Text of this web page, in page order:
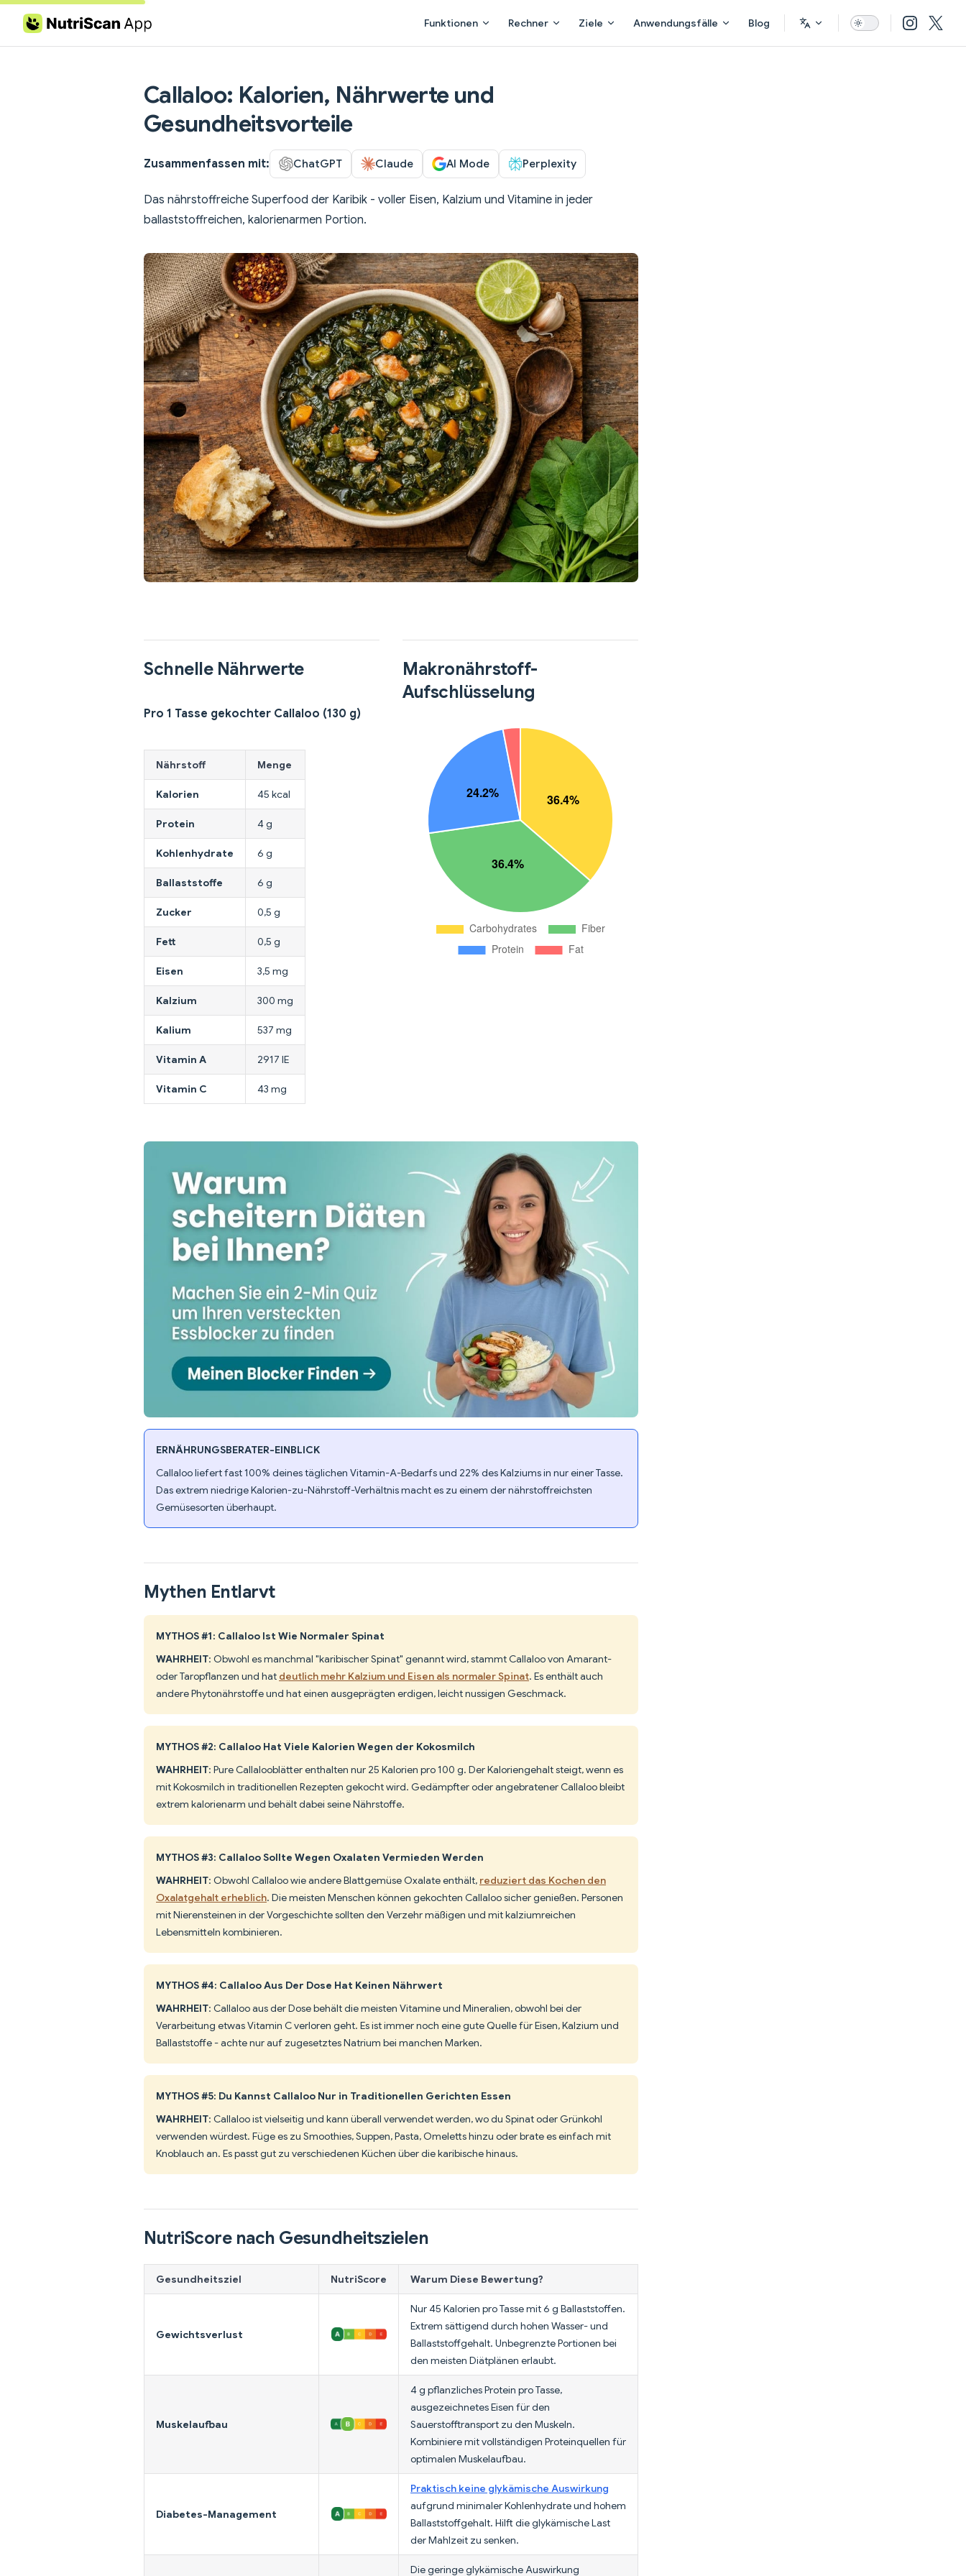
Skip to content Funktionen Rechner Ziele Anwendungsfälle Blog
Callaloo: Kalorien, Nährwerte und
Gesundheitsvorteile
Zusammenfassen mit: ChatGPT Claude AI Mode Perplexity
Das nährstoffreiche Superfood der Karibik - voller Eisen, Kalzium und Vitamine in jeder
ballaststoffreichen, kalorienarmen Portion.
Schnelle Nährwerte
Pro 1 Tasse gekochter Callaloo (130 g)
Nährstoff Menge
Kalorien 45 kcal
Protein 4 g
Kohlenhydrate 6 g
Ballaststoffe 6 g
Zucker 0,5 g
Fett 0,5 g
Eisen 3,5 mg
Kalzium 300 mg
Kalium 537 mg
Vitamin A 2917 IE
Vitamin C 43 mg
Makronährstoff-
Aufschlüsselung
ERNÄHRUNGSBERATER-EINBLICK
Callaloo liefert fast 100% deines täglichen Vitamin-A-Bedarfs und 22% des Kalziums in nur einer Tasse.
Das extrem niedrige Kalorien-zu-Nährstoff-Verhältnis macht es zu einem der nährstoffreichsten
Gemüsesorten überhaupt.
Mythen Entlarvt
MYTHOS #1: Callaloo Ist Wie Normaler Spinat
WAHRHEIT: Obwohl es manchmal "karibischer Spinat" genannt wird, stammt Callaloo von Amarant-
oder Taropflanzen und hat deutlich mehr Kalzium und Eisen als normaler Spinat. Es enthält auch
andere Phytonährstoffe und hat einen ausgeprägten erdigen, leicht nussigen Geschmack.
MYTHOS #2: Callaloo Hat Viele Kalorien Wegen der Kokosmilch
WAHRHEIT: Pure Callalooblätter enthalten nur 25 Kalorien pro 100 g. Der Kaloriengehalt steigt, wenn es
mit Kokosmilch in traditionellen Rezepten gekocht wird. Gedämpfter oder angebratener Callaloo bleibt
extrem kalorienarm und behält dabei seine Nährstoffe.
MYTHOS #3: Callaloo Sollte Wegen Oxalaten Vermieden Werden
WAHRHEIT: Obwohl Callaloo wie andere Blattgemüse Oxalate enthält, reduziert das Kochen den
Oxalatgehalt erheblich. Die meisten Menschen können gekochten Callaloo sicher genießen. Personen
mit Nierensteinen in der Vorgeschichte sollten den Verzehr mäßigen und mit kalziumreichen
Lebensmitteln kombinieren.
MYTHOS #4: Callaloo Aus Der Dose Hat Keinen Nährwert
WAHRHEIT: Callaloo aus der Dose behält die meisten Vitamine und Mineralien, obwohl bei der
Verarbeitung etwas Vitamin C verloren geht. Es ist immer noch eine gute Quelle für Eisen, Kalzium und
Ballaststoffe - achte nur auf zugesetztes Natrium bei manchen Marken.
MYTHOS #5: Du Kannst Callaloo Nur in Traditionellen Gerichten Essen
WAHRHEIT: Callaloo ist vielseitig und kann überall verwendet werden, wo du Spinat oder Grünkohl
verwenden würdest. Füge es zu Smoothies, Suppen, Pasta, Omeletts hinzu oder brate es einfach mit
Knoblauch an. Es passt gut zu verschiedenen Küchen über die karibische hinaus.
NutriScore nach Gesundheitszielen
Gesundheitsziel NutriScore Warum Diese Bewertung?
Gewichtsverlust
Nur 45 Kalorien pro Tasse mit 6 g Ballaststoffen.
Extrem sättigend durch hohen Wasser- und
Ballaststoffgehalt. Unbegrenzte Portionen bei
den meisten Diätplänen erlaubt.
Muskelaufbau
4 g pflanzliches Protein pro Tasse,
ausgezeichnetes Eisen für den
Sauerstofftransport zu den Muskeln.
Kombiniere mit vollständigen Proteinquellen für
optimalen Muskelaufbau.
Diabetes-Management
Praktisch keine glykämische Auswirkung
aufgrund minimaler Kohlenhydrate und hohem
Ballaststoffgehalt. Hilft die glykämische Last
der Mahlzeit zu senken.
Die geringe glykämische Auswirkung